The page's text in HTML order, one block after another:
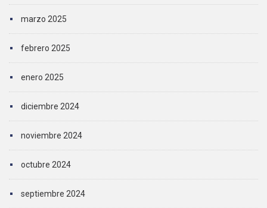
marzo 2025
febrero 2025
enero 2025
diciembre 2024
noviembre 2024
octubre 2024
septiembre 2024